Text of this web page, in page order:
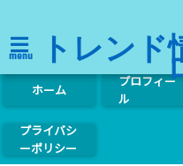
menu トレン
ホーム
プロフィー
ル
プライバシ
ーポリシー